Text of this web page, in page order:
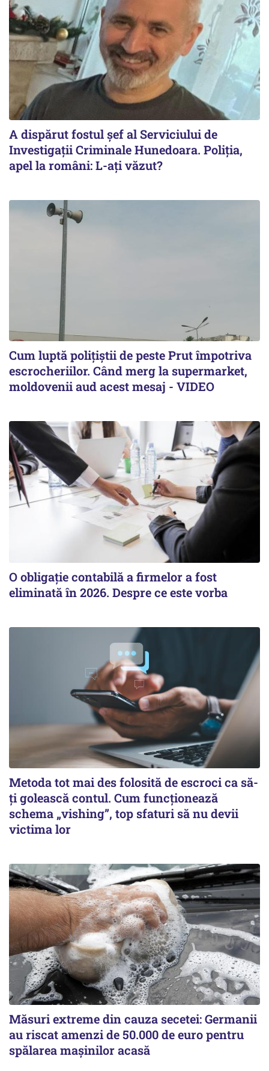
A dispărut fostul șef al Serviciului de
Investigații Criminale Hunedoara. Poliția,
apel la români: L-ați văzut?
Cum luptă polițiștii de peste Prut împotriva
escrocheriilor. Când merg la supermarket,
moldovenii aud acest mesaj - VIDEO
O obligație contabilă a firmelor a fost
eliminată în 2026. Despre ce este vorba
Metoda tot mai des folosită de escroci ca să-
ți golească contul. Cum funcționează
schema „vishing”, top sfaturi să nu devii
victima lor
Măsuri extreme din cauza secetei: Germanii
au riscat amenzi de 50.000 de euro pentru
spălarea mașinilor acasă